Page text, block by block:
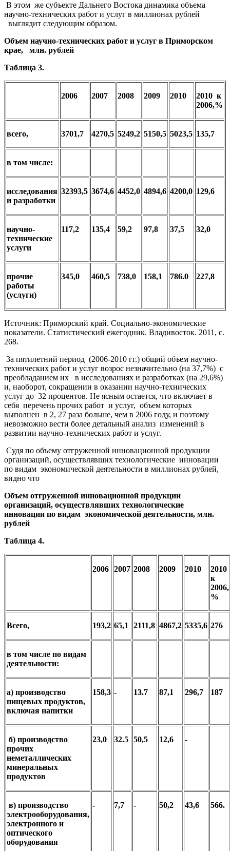
В этом же субъекте Дальнего Востока динамика объема
научно-технических работ и услуг в миллионах рублей
выглядит следующим образом.
Объем научно-технических работ и услуг в Приморском
крае, млн. рублей
Таблица 3.
2006 2007 2008 2009 2010
2010 к
2006,%
всего, 3701,7 4270,5 5249,2 5150,5 5023,5 135,7
в том числе:
исследования
и разработки
32393,5 3674,6 4452,0 4894,6 4200,0 129,6
научно-
технические
услуги
117,2 135,4 59,2 97,8 37,5 32,0
прочие
работы
(услуги)
345,0 460,5 738,0 158,1 786.0 227,8
Источник: Приморский край. Социально-экономические
показатели. Статистический ежегодник. Владивосток. 2011, с.
268.
За пятилетний период (2006-2010 гг.) общий объем научно-
технических работ и услуг возрос незначительно (на 37,7%) с
преобладанием их в исследованиях и разработках (на 29,6%)
и, наоборот, сокращении в оказании научно-технических
услуг до 32 процентов. Не ясным остается, что включает в
себя перечень прочих работ и услуг, объем которых
выполнен в 2, 27 раза больше, чем в 2006 году, и поэтому
невозможно вести более детальный анализ изменений в
развитии научно-технических работ и услуг.
Судя по объему отгруженной инновационной продукции
организаций, осуществлявших технологические инновации
по видам экономической деятельности в миллионах рублей,
видно что
Объем отгруженной инновационной продукции
организаций, осуществлявших технологические
инновации по видам экономической деятельности, млн.
рублей
Таблица 4.
2006 2007 2008 2009 2010
2010
к
2006,
%
Всего, 193,2 65,1 2111,8 4867,2 5335,6 276
в том числе по видам
деятельности:
а) производство
пищевых продуктов,
включая напитки
158,3 - 13.7 87,1 296,7 187
б) производство
прочих
неметаллических
минеральных
продуктов
23,0 32.5 50,5 12,6 -
в) производство
электрооборудования,
электронного и
оптического
оборудования
- 7,7 - 50,2 43,6 566.